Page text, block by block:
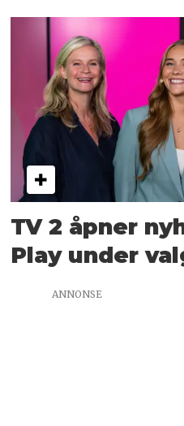
TV 2 åpner
Play under
ANNONSE